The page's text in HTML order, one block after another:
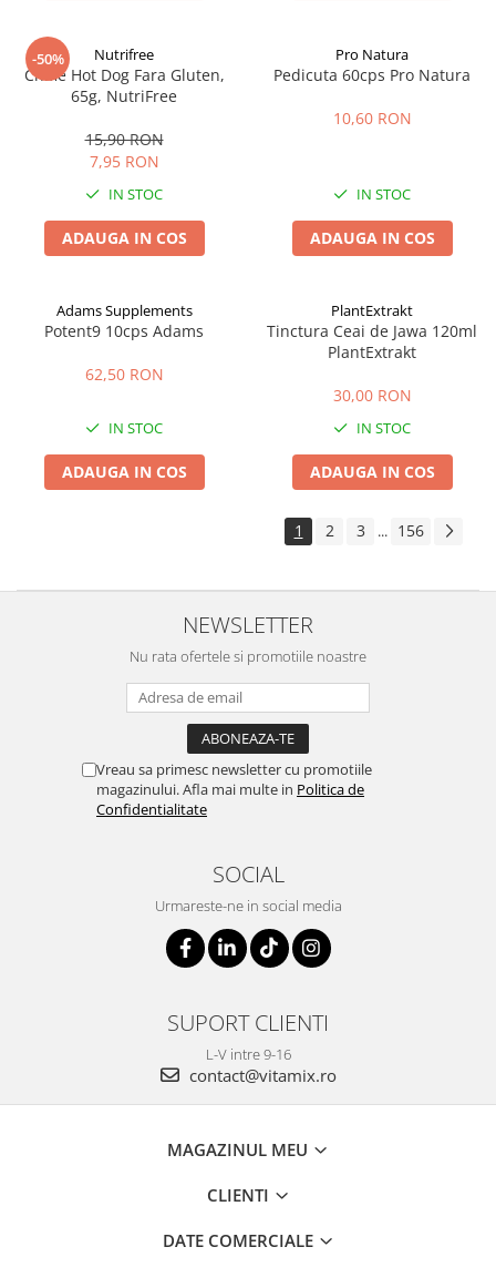
-50% Nutrifree
Chifle Hot Dog Fara Gluten,
65g, NutriFree
15,90 RON
7,95 RON
IN STOC
ADAUGA IN COS
Pro Natura
Pedicuta 60cps Pro Natura
10,60 RON
IN STOC
ADAUGA IN COS
Adams Supplements
Potent9 10cps Adams
62,50 RON
IN STOC
ADAUGA IN COS
PlantExtrakt
Tinctura Ceai de Jawa 120ml
PlantExtrakt
30,00 RON
IN STOC
ADAUGA IN COS
1 2 3 ... 156
NEWSLETTER
Nu rata ofertele si promotiile noastre
Vreau sa primesc newsletter cu promotiile
magazinului. Afla mai multe in Politica de
Confidentialitate
SOCIAL
Urmareste-ne in social media
SUPORT CLIENTI
L-V intre 9-16
contact@vitamix.ro
MAGAZINUL MEU
CLIENTI
DATE COMERCIALE